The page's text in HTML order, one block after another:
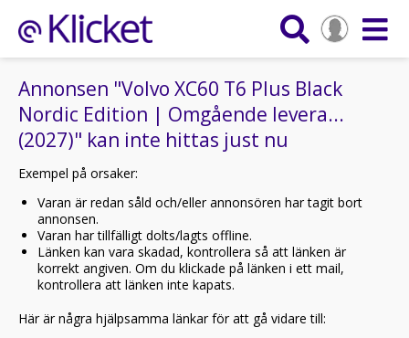
Annonsen "Volvo XC60 T6 Plus Black
Nordic Edition | Omgående levera...
(2027)" kan inte hittas just nu
Exempel på orsaker:
Varan är redan såld och/eller annonsören har tagit bort
annonsen.
Varan har tillfälligt dolts/lagts offline.
Länken kan vara skadad, kontrollera så att länken är
korrekt angiven. Om du klickade på länken i ett mail,
kontrollera att länken inte kapats.
Här är några hjälpsamma länkar för att gå vidare till: